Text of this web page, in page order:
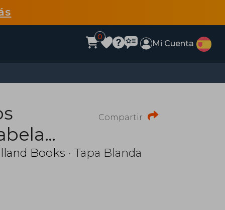
0
Mi Cuenta
Compartir
Books · Tapa Blanda